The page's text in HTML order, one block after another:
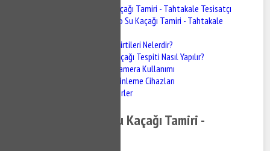
Tahtakale Banyo Su Kaçağı Tamiri - Tahtakale Tesisatçı
Tahtakale Banyo Su Kaçağı Tamiri - Tahtakale
Su Kaçağının Belirtileri Nelerdir?
Tahtakale Su Kaçağı Tespiti Nasıl Yapılır?
Termal Kamera Kullanımı
Akustik Dinleme Cihazları
Nem Ölçerler
Tahtakale Banyo Su Kaçağı Tamiri -